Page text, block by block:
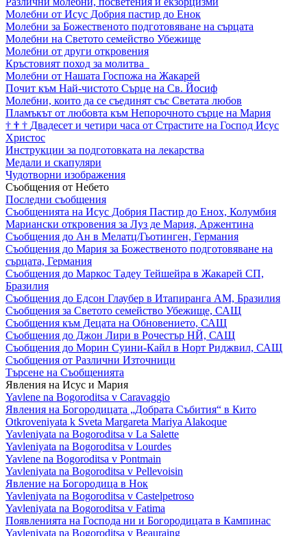
Молебни от Исус Добрия пастир до Енок
Молебни за Божественото подготовяване на сърцата
Молебни на Светото семейство Убежище
Молебни от други откровения
Кръстовият поход за молитва
Молебни от Нашата Госпожа на Жакарей
Почит към Най-чистото Сърце на Св. Йосиф
Молебни, които да се съединят със Светата любов
Пламъкът от любовта към Непорочното сърце на Мария
† † † Двадесет и четири часа от Страстите на Господ Исус
Христос
Инструкции за подготовката на лекарства
Медали и скапуляри
Чудотворни изображения
Съобщения от Небето
Последни съобщения
Съобщенията на Исус Добрия Пастир до Енох, Колумбия
Мариански откровения за Луз де Мария, Аржентина
Съобщения до Ан в Мелатц/Гьотинген, Германия
Съобщения до Мария за Божественото подготовяване на
сърцата, Германия
Съобщения до Маркос Тадеу Тейшейра в Жакарей СП,
Бразилия
Съобщения до Едсон Глаубер в Итапиранга АМ, Бразилия
Съобщения за Светото семейство Убежище, САЩ
Съобщения към Децата на Обновението, САЩ
Съобщения до Джон Лири в Рочестър НЙ, САЩ
Съобщения до Морин Суини-Кайл в Норт Риджвил, САЩ
Съобщения от Различни Източници
Търсене на Съобщенията
Явления на Исус и Мария
Yavlene na Bogoroditsa v Caravaggio
Явления на Богородицата „Добрата Събития“ в Кито
Otkroveniyata k Sveta Margareta Mariya Alakoque
Yavleniyata na Bogoroditsa v La Salette
Yavleniyata na Bogoroditsa v Lourdes
Yavlene na Bogoroditsa v Pontmain
Yavleniyata na Bogoroditsa v Pellevoisin
Явление на Богородица в Нок
Yavleniyata na Bogoroditsa v Castelpetroso
Yavleniyata na Bogoroditsa v Fatima
Появленията на Господа ни и Богородицата в Кампинас
Yavleniyata na Bogoroditsa v Beauraing